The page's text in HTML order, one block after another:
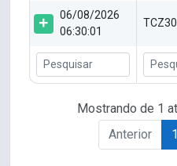
06/08/2026
06:30:01
Mostrando de 1
Anterior
1